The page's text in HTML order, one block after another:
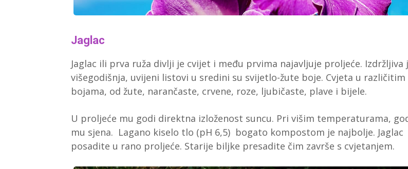
Jaglac
Jaglac ili prva ruža divlji je cvijet i među prvima najavljuje proljeće. Izdržljiva
višegodišnja, uvijeni listovi u sredini su svijetlo-žute boje. Cvjeta u različitim
bojama, od žute, narančaste, crvene, roze, ljubičaste, plave i bijele.
U proljeće mu godi direktna izloženost suncu. Pri višim temperaturama,
mu sjena. Lagano kiselo tlo (pH 6,5) bogato kompostom je najbolje. Jaglac
posadite u rano proljeće. Starije biljke presadite čim završe s cvjetanjem.